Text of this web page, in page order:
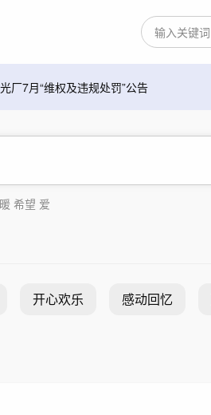
光厂7月“维权及违规处罚”公告
希望 爱
开心欢乐 感动回忆